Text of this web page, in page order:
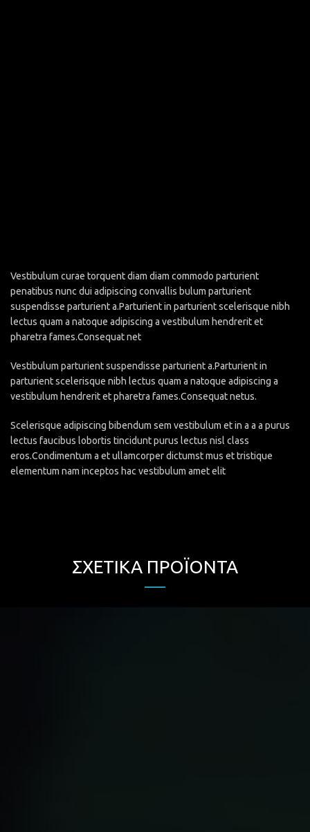
Vestibulum curae torquent diam diam commodo parturient
penatibus nunc dui adipiscing convallis bulum parturient
suspendisse parturient a.Parturient in parturient scelerisque nibh
lectus quam a natoque adipiscing a vestibulum hendrerit et
pharetra fames.Consequat net
Vestibulum parturient suspendisse parturient a.Parturient in
parturient scelerisque nibh lectus quam a natoque adipiscing a
vestibulum hendrerit et pharetra fames.Consequat netus.
Scelerisque adipiscing bibendum sem vestibulum et in a a a purus
lectus faucibus lobortis tincidunt purus lectus nisl class
eros.Condimentum a et ullamcorper dictumst mus et tristique
elementum nam inceptos hac vestibulum amet elit
ΣΧΕΤΙΚΆ ΠΡΟΪΌΝΤΑ